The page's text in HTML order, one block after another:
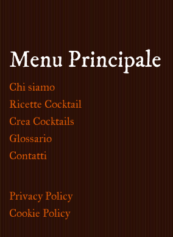
Menu Principale
Chi siamo
Ricette Cocktail
Crea Cocktails
Glossario
Contatti
Privacy Policy
Cookie Policy